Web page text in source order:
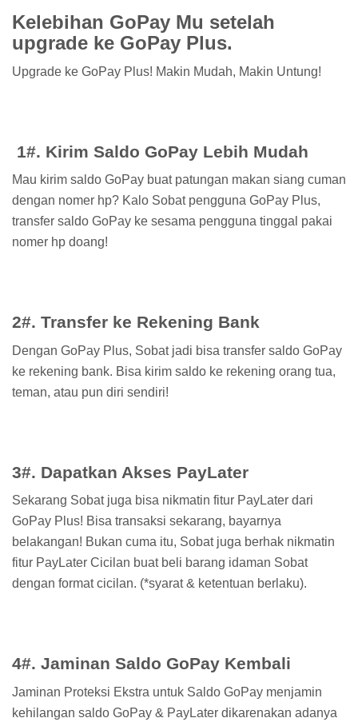
Kelebihan GoPay Mu setelah
upgrade ke GoPay Plus.
Upgrade ke GoPay Plus! Makin Mudah, Makin Untung!
1#. Kirim Saldo GoPay Lebih Mudah
Mau kirim saldo GoPay buat patungan makan siang cuman
dengan nomer hp? Kalo Sobat pengguna GoPay Plus,
transfer saldo GoPay ke sesama pengguna tinggal pakai
nomer hp doang!
2#. Transfer ke Rekening Bank
Dengan GoPay Plus, Sobat jadi bisa transfer saldo GoPay
ke rekening bank. Bisa kirim saldo ke rekening orang tua,
teman, atau pun diri sendiri!
3#. Dapatkan Akses PayLater
Sekarang Sobat juga bisa nikmatin fitur PayLater dari
GoPay Plus! Bisa transaksi sekarang, bayarnya
belakangan! Bukan cuma itu, Sobat juga berhak nikmatin
fitur PayLater Cicilan buat beli barang idaman Sobat
dengan format cicilan. (*syarat & ketentuan berlaku).
4#. Jaminan Saldo GoPay Kembali
Jaminan Proteksi Ekstra untuk Saldo GoPay menjamin
kehilangan saldo GoPay & PayLater dikarenakan adanya